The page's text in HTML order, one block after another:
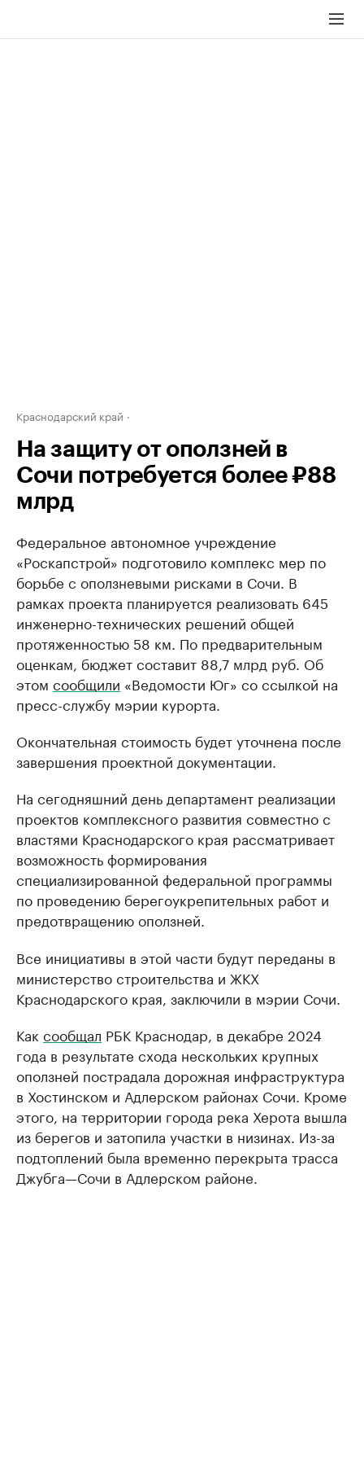
Краснодарский край
На защиту от оползней в
Сочи потребуется более ₽88
млрд
Федеральное автономное учреждение
«Роскапстрой» подготовило комплекс мер по
борьбе с оползневыми рисками в Сочи. В
рамках проекта планируется реализовать 645
инженерно-технических решений общей
протяженностью 58 км. По предварительным
оценкам, бюджет составит 88,7 млрд руб. Об
этом сообщили «Ведомости Юг» со ссылкой на
пресс-службу мэрии курорта.
Окончательная стоимость будет уточнена после
завершения проектной документации.
На сегодняшний день департамент реализации
проектов комплексного развития совместно с
властями Краснодарского края рассматривает
возможность формирования
специализированной федеральной программы
по проведению берегоукрепительных работ и
предотвращению оползней.
Все инициативы в этой части будут переданы в
министерство строительства и ЖКХ
Краснодарского края, заключили в мэрии Сочи.
Как сообщал РБК Краснодар, в декабре 2024
года в результате схода нескольких крупных
оползней пострадала дорожная инфраструктура
в Хостинском и Адлерском районах Сочи. Кроме
этого, на территории города река Херота вышла
из берегов и затопила участки в низинах. Из-за
подтоплений была временно перекрыта трасса
Джубга—Сочи в Адлерском районе.